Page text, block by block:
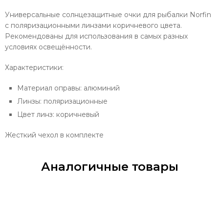
Универсальные солнцезащитные очки для рыбалки Norfin
с поляризационными линзами коричневого цвета.
Рекомендованы для использования в самых разных
условиях освещённости.
Характеристики:
Материал оправы: алюминий
Линзы: поляризационные
Цвет линз: коричневый
Жесткий чехол в комплекте
Аналогичные товары